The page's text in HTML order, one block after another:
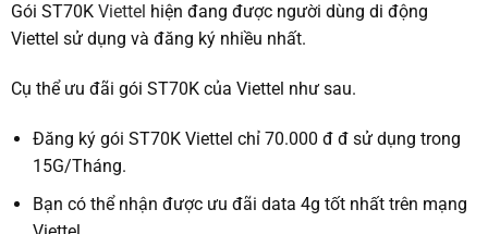
Gói ST70K Viettel hiện đang được người dùng di động
Viettel sử dụng và đăng ký nhiều nhất.
Cụ thể ưu đãi gói ST70K của Viettel như sau.
Đăng ký gói ST70K Viettel chỉ 70.000 đ đ sử dụng trong
15G/Tháng.
Bạn có thể nhận được ưu đãi data 4g tốt nhất trên mạng